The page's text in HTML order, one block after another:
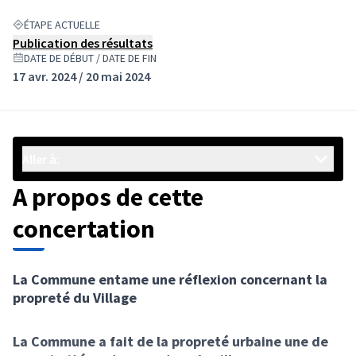
ÉTAPE ACTUELLE
Publication des résultats
DATE DE DÉBUT / DATE DE FIN
17 avr. 2024 / 20 mai 2024
A propos de cette
concertation
La Commune entame une réflexion concernant la
propreté du Village
La Commune a fait de la propreté urbaine une de